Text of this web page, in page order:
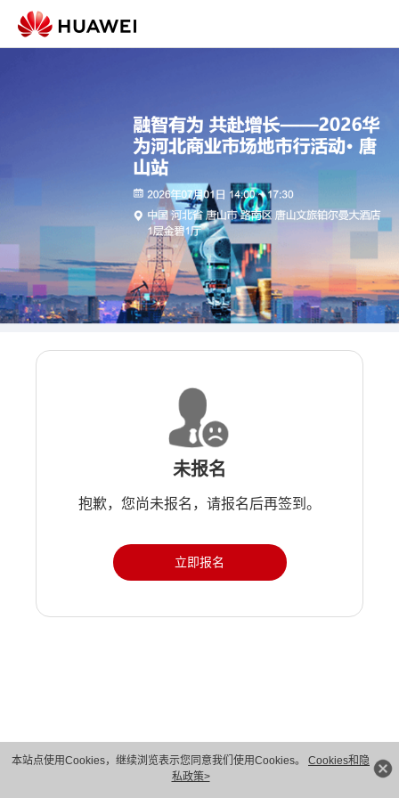
本站点使用Cookies，继续浏览表示您同意我们使用Cookies。 Cookies和隐
私政策>
未报名
抱歉，您尚未报名，请报名后再签到。
立即报名
版权所有 © 华为技术有限公司 1998-2026。 保留一切权利。粤A2-20044005号
隐私保护
法律声明